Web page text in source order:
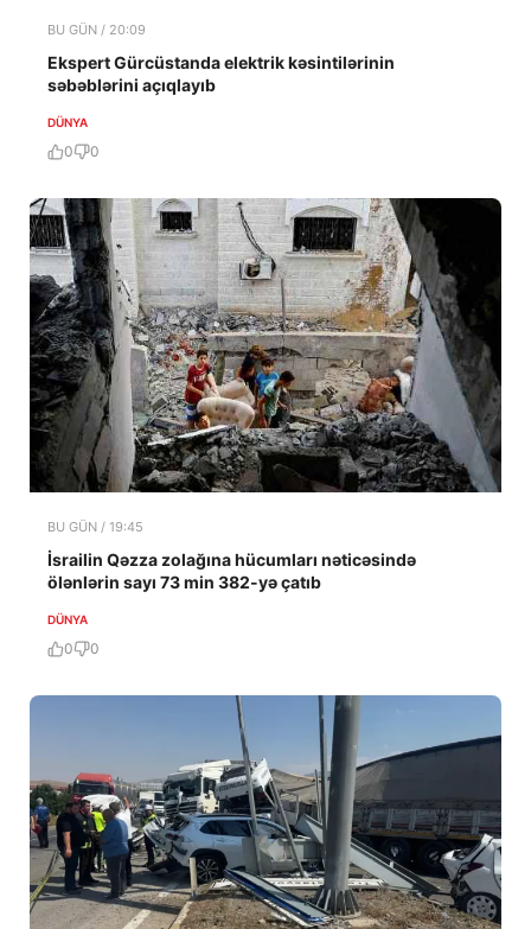
BU GÜN / 20:09
Ekspert Gürcüstanda elektrik kəsintilərinin
səbəblərini açıqlayıb
DÜNYA
0 0
BU GÜN / 19:45
İsrailin Qəzza zolağına hücumları nəticəsində
ölənlərin sayı 73 min 382-yə çatıb
DÜNYA
0 0